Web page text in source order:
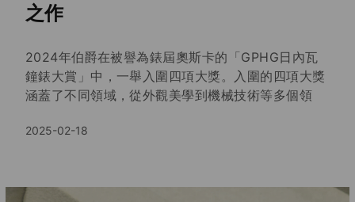
之作
2024年伯爵在被譽為錶屆奧斯卡的「GPHG日內瓦
鐘錶大賞」中，一舉入圍四項大獎。入圍的四項大獎
涵蓋了不同領域，從外觀美學到機械技術等多個領
Piaget Polo 79腕錶拿下經典腕錶獎（Iconic
精密技術的傳世之作。
2025-02-18